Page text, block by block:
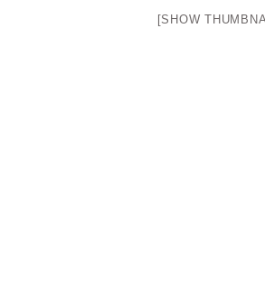
[SHOW